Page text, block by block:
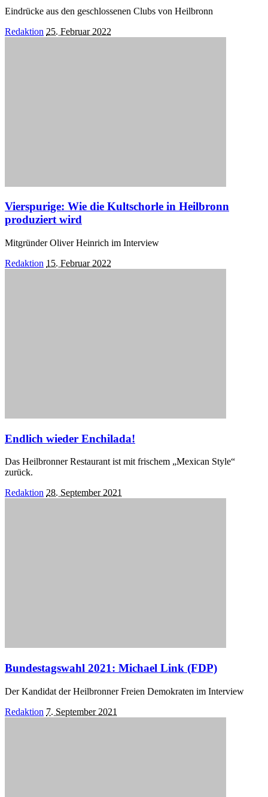
Eindrücke aus den geschlossenen Clubs von Heilbronn
Posted
Redaktion 25. Februar 2022
Vierspurige: Wie die Kultschorle in Heilbronn
produziert wird
Mitgründer Oliver Heinrich im Interview
Posted
Redaktion 15. Februar 2022
Endlich wieder Enchilada!
Das Heilbronner Restaurant ist mit frischem „Mexican Style“
zurück.
Posted
Redaktion 28. September 2021
Bundestagswahl 2021: Michael Link (FDP)
Der Kandidat der Heilbronner Freien Demokraten im Interview
Posted
Redaktion 7. September 2021